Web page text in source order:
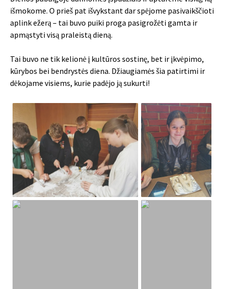
išmokome. O prieš pat išvykstant dar spėjome pasivaikščioti
aplink ežerą – tai buvo puiki proga pasigrožėti gamta ir
apmąstyti visą praleistą dieną.
Tai buvo ne tik kelionė į kultūros sostinę, bet ir įkvėpimo,
kūrybos bei bendrystės diena. Džiaugiamės šia patirtimi ir
dėkojame visiems, kurie padėjo ją sukurti!